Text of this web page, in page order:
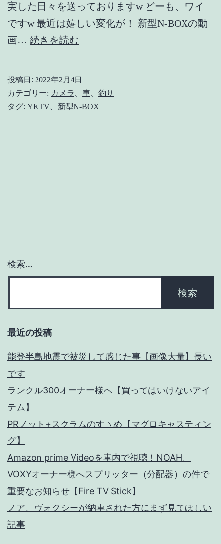
実した日々を送っておりますw どーも、ワイ
ですw 最近は嬉しい変化が！ 新型N-BOXの動
画… 続きを読む
ャ
ン
投稿日: 2022年2月4日
カテゴリー: カメラ 車
釣り
タグ: YKTV 新型N-BOX
検索…
最近の投稿
能登半島地震で被災して感じた事【画像大量】長い
です
ランクル300オーナー様へ【買ってはいけないアイ
テム】
PRノット+スクラムのすヽめ【マグロキャスティン
グ】
Amazon prime Videoを車内で視聴！NOAH、
VOXYオーナー様へスプリッター（分配器）の件で
重要なお知らせ【Fire TV Stick】
ノア、ヴォクシーが納車された方にまず見てほしい
記事